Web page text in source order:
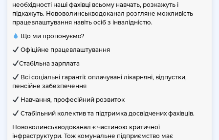
Оплата послуг
Типові договори з централізованого водопостачання та
централізованого водовідведення
Договір про надання послуг користування сервісами
Інструкція по роботі з Особистим кабінетом
Нововолинськводоканал
Договірні відносини
Інформація про боржників
Якість води
необхідності наші фахівці всьому навчать, розкажуть і
підкажуть. Нововолинськводоканал розгляне можливість
працевлаштування навіть осіб з інвалідністю.
Що ми пропонуємо?
Офіційне працевлаштування
Стабільна зарплата
Всі соціальні гарантії: оплачувані лікарняні, відпустки,
пенсійне забезпечення
Навчання, професійний розвиток
Стабільний колектив та підтримка досвідчених фахівців.
Нововолинськводоканал є частиною критичної
інфраструктури. Тож комунальне підприємство має